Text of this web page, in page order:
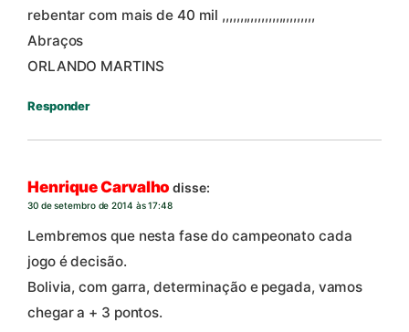
rebentar com mais de 40 mil ,,,,,,,,,,,,,,,,,,,,,,,,,,
Abraços
ORLANDO MARTINS
Responder
Henrique Carvalho disse:
30 de setembro de 2014 às 17:48
Lembremos que nesta fase do campeonato cada
jogo é decisão.
Bolivia, com garra, determinação e pegada, vamos
chegar a + 3 pontos.